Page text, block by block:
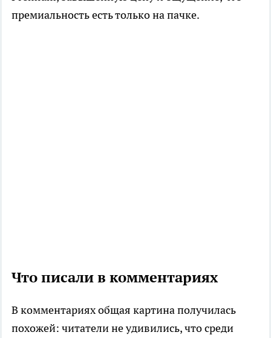
премиальность есть только на пачке.
Что писали в комментариях
В комментариях общая картина получилась
похожей: читатели не удивились, что среди